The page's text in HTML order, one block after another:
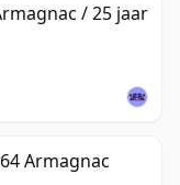
/ 25 jaar
Armagnac